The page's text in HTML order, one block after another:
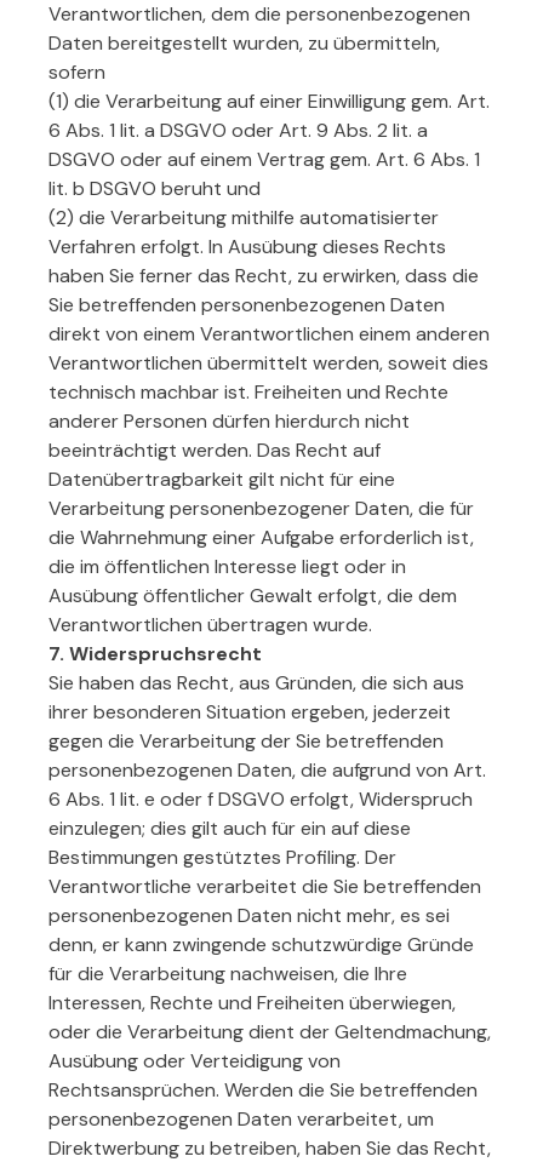
Verantwortlichen, dem die personenbezogenen
Daten bereitgestellt wurden, zu übermitteln,
sofern
(1) die Verarbeitung auf einer Einwilligung gem. Art.
6 Abs. 1 lit. a DSGVO oder Art. 9 Abs. 2 lit. a
DSGVO oder auf einem Vertrag gem. Art. 6 Abs. 1
lit. b DSGVO beruht und
(2) die Verarbeitung mithilfe automatisierter
Verfahren erfolgt. In Ausübung dieses Rechts
haben Sie ferner das Recht, zu erwirken, dass die
Sie betreffenden personenbezogenen Daten
direkt von einem Verantwortlichen einem anderen
Verantwortlichen übermittelt werden, soweit dies
technisch machbar ist. Freiheiten und Rechte
anderer Personen dürfen hierdurch nicht
beeinträchtigt werden. Das Recht auf
Datenübertragbarkeit gilt nicht für eine
Verarbeitung personenbezogener Daten, die für
die Wahrnehmung einer Aufgabe erforderlich ist,
die im öffentlichen Interesse liegt oder in
Ausübung öffentlicher Gewalt erfolgt, die dem
Verantwortlichen übertragen wurde.
7. Widerspruchsrecht
Sie haben das Recht, aus Gründen, die sich aus
ihrer besonderen Situation ergeben, jederzeit
gegen die Verarbeitung der Sie betreffenden
personenbezogenen Daten, die aufgrund von Art.
6 Abs. 1 lit. e oder f DSGVO erfolgt, Widerspruch
einzulegen; dies gilt auch für ein auf diese
Bestimmungen gestütztes Profiling. Der
Verantwortliche verarbeitet die Sie betreffenden
personenbezogenen Daten nicht mehr, es sei
denn, er kann zwingende schutzwürdige Gründe
für die Verarbeitung nachweisen, die Ihre
Interessen, Rechte und Freiheiten überwiegen,
oder die Verarbeitung dient der Geltendmachung,
Ausübung oder Verteidigung von
Rechtsansprüchen. Werden die Sie betreffenden
personenbezogenen Daten verarbeitet, um
Direktwerbung zu betreiben, haben Sie das Recht,